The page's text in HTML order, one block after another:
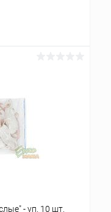
Сравнение
В наличии
- уп. 10 шт.